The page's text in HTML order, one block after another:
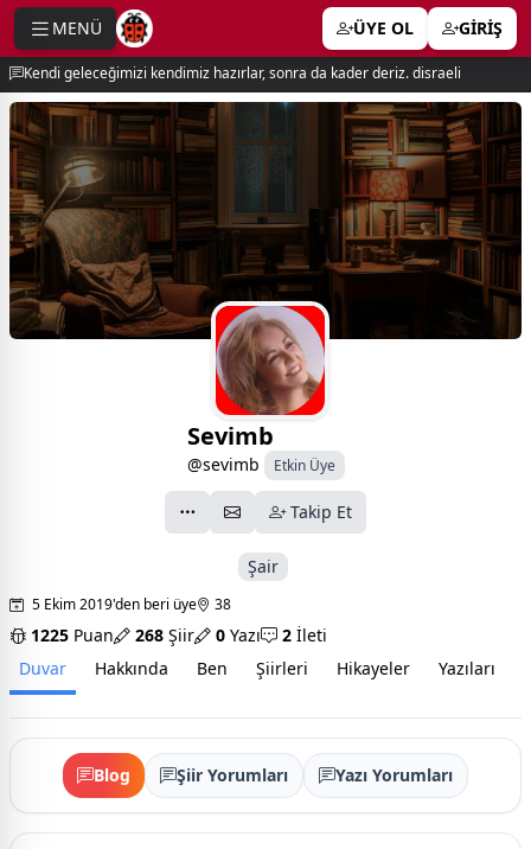
MENÜ ÜYE OL GİRİŞ
Kendi geleceğimizi kendimiz hazırlar, sonra da kader deriz. disraeli
Sevimb
@sevimb Etkin Üye
Takip Et
Şair
5 Ekim 2019'den beri üye 38
1225 Puan 268 Şiir 0 Yazı 2 İleti
Duvar
Hakkında Ben Şiirleri Hikayeler Yazıları
Blog Şiir Yorumları Yazı Yorumları
menu